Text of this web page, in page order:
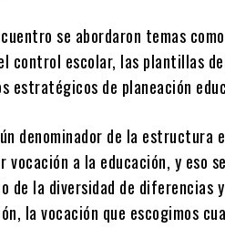
se abordaron temas
control escolar, las plantillas
estratégicos de planeación
denominador de la estructura
vocación a la educación, y eso
de la diversidad de diferencias
la vocación que escogimos